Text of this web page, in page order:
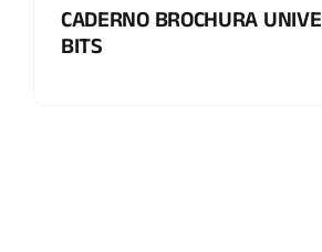
CADERNO BROCHURA
BITS